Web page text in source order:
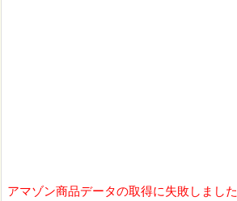
アマゾン商品データの取得に失敗しました